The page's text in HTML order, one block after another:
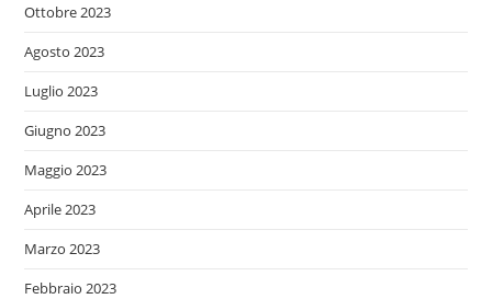
Ottobre 2023
Agosto 2023
Luglio 2023
Giugno 2023
Maggio 2023
Aprile 2023
Marzo 2023
Febbraio 2023